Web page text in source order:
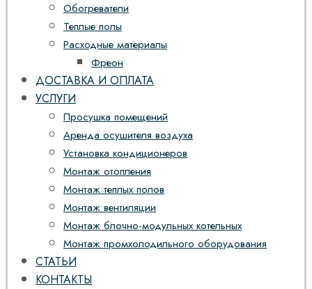
Обогреватели
Теплые полы
Расходные материалы
Фреон
ДОСТАВКА И ОПЛАТА
УСЛУГИ
Просушка помещений
Аренда осушителя воздуха
Установка кондиционеров
Монтаж отопления
Монтаж теплых полов
Монтаж вентиляции
Монтаж блочно-модульных котельных
Монтаж промхолодильного оборудования
СТАТЬИ
КОНТАКТЫ